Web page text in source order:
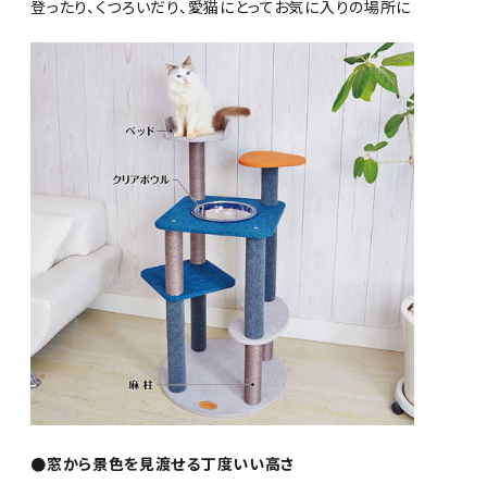
登ったり、くつろいだり、愛猫にとってお気に入りの場所に
●窓から景色を見渡せる丁度いい高さ